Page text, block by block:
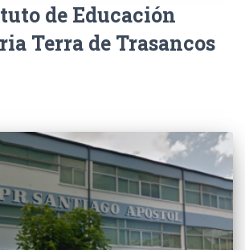
de Educación
Terra de Trasancos